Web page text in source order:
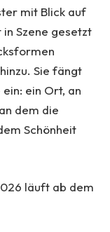
mit Blick auf
Szene gesetzt
Sie fängt
ein Ort, an
dem die
Schönheit
läuft ab dem